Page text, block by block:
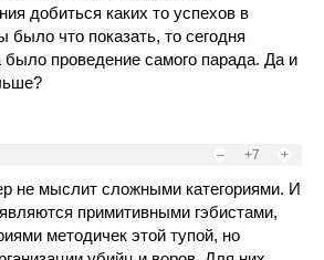
добиться каких то успехов в
было что показать, то сегодня
проведение самого парада. Да и
– +7 +
не мыслит сложными категориями. И
являются примитивными гэбистами,
методичек этой тупой, но